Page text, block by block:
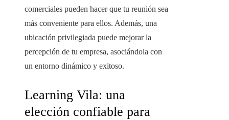
comerciales pueden hacer que tu reunión sea
más conveniente para ellos. Además, una
ubicación privilegiada puede mejorar la
percepción de tu empresa, asociándola con
un entorno dinámico y exitoso.
Learning Vila: una
elección confiable para